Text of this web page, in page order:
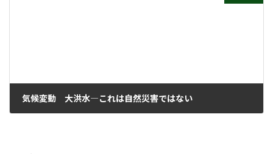
気候変動 大洪水―これは自然災害ではない